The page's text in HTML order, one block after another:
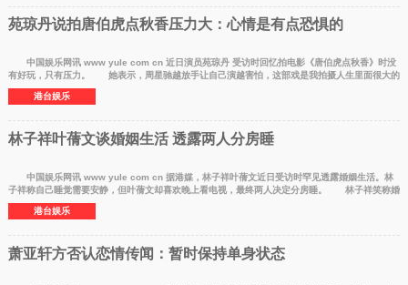
苑琼丹说拍唐伯虎点秋香压力大：心情是有点恐惧的
中国娱乐网讯 www yule com cn 近日演员苑琼丹 受访时回忆拍电影《唐伯虎点秋香》时没
有好玩，只有压力。 她表示，周星驰越放手让自己演越害怕，这部戏是我拍摄人生里面很大的
一个收益。
港台娱乐
林子祥叶蒨文谈婚姻生活 透露两人分房睡
中国娱乐网讯 www yule com cn 据港媒，林子祥叶蒨文近日受访时罕见透露婚姻生活。林
子祥称自己睡觉需要安静，但叶蒨文却喜欢晚上看电视，最终两人决定分房睡。 林子祥笑称婚
后最好的办法
港台娱乐
萧亚轩方否认恋情传闻：暂时保持单身状态